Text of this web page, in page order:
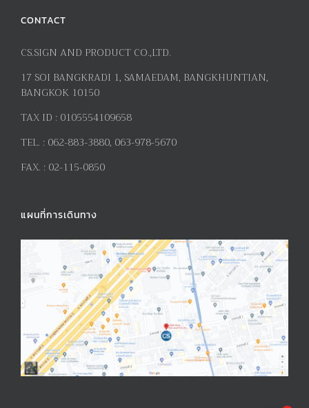
CONTACT
CS.SIGN AND PRODUCT CO.,LTD.
17 SOI BANGKRADI 1, SAMAEDAM, BANGKHUNTIAN,
BANGKOK 10150
TAX ID : 0105554109658
TEL. : 062-883-3880, 063-978-5670
FAX. : 02-115-0850
แผนที่การเดินทาง